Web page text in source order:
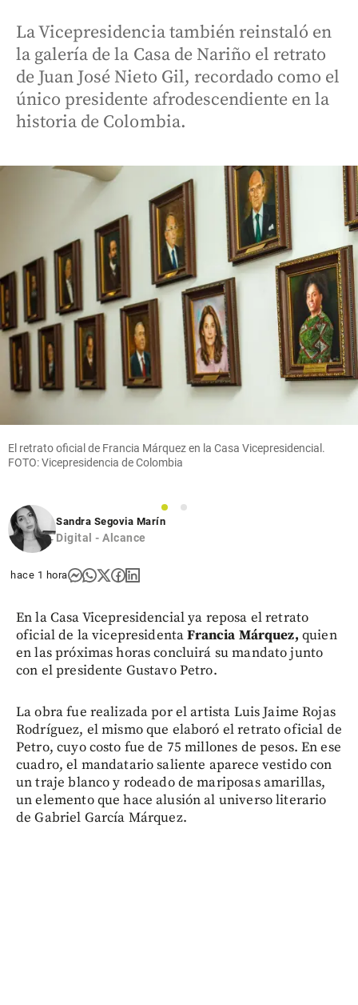
La Vicepresidencia también reinstaló en
la galería de la Casa de Nariño el retrato
de Juan José Nieto Gil, recordado como el
único presidente afrodescendiente en la
historia de Colombia.
El retrato oficial de Francia Márquez en la Casa Vicepresidencial.
FOTO: Vicepresidencia de Colombia
1
2
Sandra Segovia Marín
Digital - Alcance
hace 1 hora
En la Casa Vicepresidencial ya reposa el retrato
oficial de la vicepresidentaFrancia Márquez, quien
en las próximas horas concluirá su mandato junto
con el presidente Gustavo Petro.
La obra fue realizada por el artista Luis Jaime Rojas
Rodríguez, el mismo que elaboró el retrato oficial de
Petro, cuyo costo fue de 75 millones de pesos. En ese
cuadro, el mandatario saliente aparece vestido con
un traje blanco y rodeado de mariposas amarillas,
un elemento que hace alusión al universo literario
de Gabriel García Márquez.